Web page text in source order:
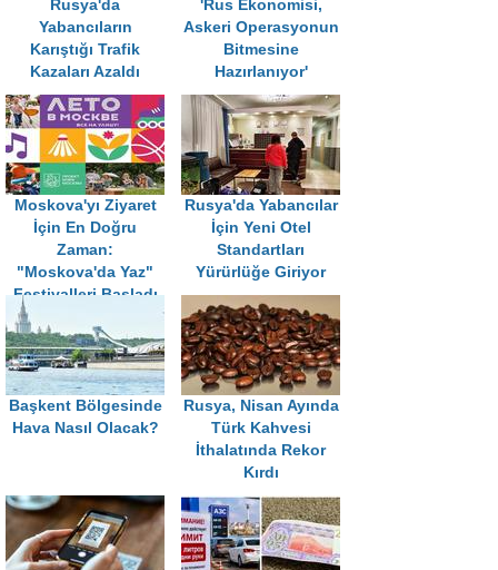
Rusya'da
Yabancıların
Karıştığı Trafik
Kazaları Azaldı
'Rus Ekonomisi,
Askeri Operasyonun
Bitmesine
Hazırlanıyor'
Moskova'yı Ziyaret
İçin En Doğru
Zaman:
"Moskova'da Yaz"
Festivalleri Başladı
Rusya'da Yabancılar
İçin Yeni Otel
Standartları
Yürürlüğe Giriyor
Başkent Bölgesinde
Hava Nasıl Olacak?
Rusya, Nisan Ayında
Türk Kahvesi
İthalatında Rekor
Kırdı